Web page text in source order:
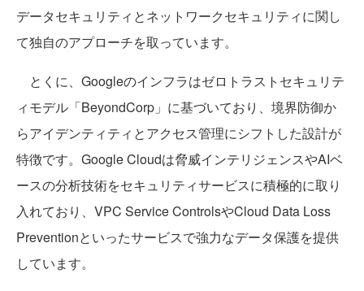
データセキュリティとネットワークセキュリティに関し
て独自のアプローチを取っています。
とくに、Googleのインフラはゼロトラストセキュリテ
ィモデル「BeyondCorp」に基づいており、境界防御か
らアイデンティティとアクセス管理にシフトした設計が
特徴です。Google Cloudは脅威インテリジェンスやAIベ
ースの分析技術をセキュリティサービスに積極的に取り
入れており、VPC Service ControlsやCloud Data Loss
Preventionといったサービスで強力なデータ保護を提供
しています。